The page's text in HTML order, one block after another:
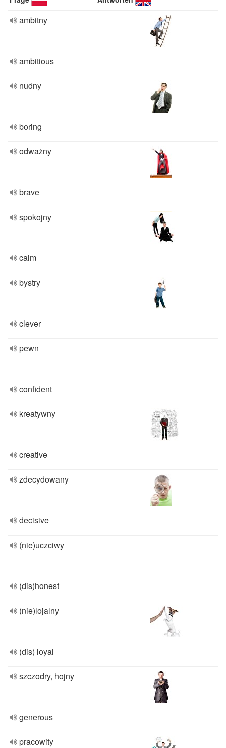
ambitny
ambitious
nudny
boring
odważny
brave
spokojny
calm
bystry
clever
pewn
confident
kreatywny
creative
zdecydowany
decisive
(nie)uczciwy
(dis)honest
(nie)lojalny
(dis) loyal
szczodry, hojny
generous
pracowity